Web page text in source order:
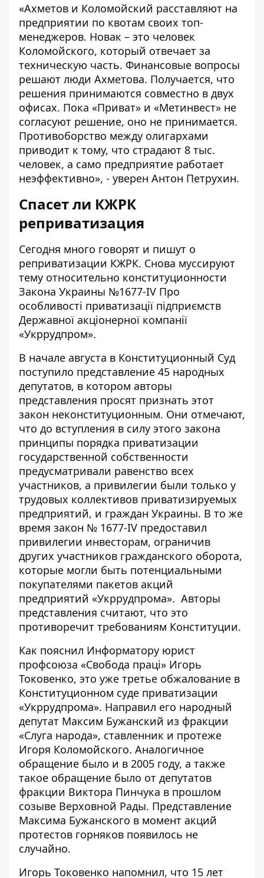
«Ахметов и Коломойский расставляют на
предприятии по квотам своих топ-
менеджеров. Новак – это человек
Коломойского, который отвечает за
техническую часть. Финансовые вопросы
решают люди Ахметова. Получается, что
решения принимаются совместно в двух
офисах. Пока «Приват» и «Метинвест» не
согласуют решение, оно не принимается.
Противоборство между олигархами
приводит к тому, что страдают 8 тыс.
человек, а само предприятие работает
неэффективно», - уверен Антон Петрухин.
Спасет ли КЖРК
реприватизация
Сегодня много говорят и пишут о
реприватизации КЖРК. Снова муссируют
тему относительно конституционности
Закона Украины №1677-IV Про
особливості приватизації підприємств
Державної акціонерної компанії
«Укррудпром».
В начале августа в Конституционный Суд
поступило представление 45 народных
депутатов, в котором авторы
представления просят признать этот
закон неконституционным. Они отмечают,
что до вступления в силу этого закона
принципы порядка приватизации
государственной собственности
предусматривали равенство всех
участников, а привилегии были только у
трудовых коллективов приватизируемых
предприятий, и граждан Украины. В то же
время закон № 1677-IV предоставил
привилегии инвесторам, ограничив
других участников гражданского оборота,
которые могли быть потенциальными
покупателями пакетов акций
предприятий «Укррудпрома». Авторы
представления считают, что это
противоречит требованиям Конституции.
Как пояснил Информатору юрист
профсоюза «Свобода праці» Игорь
Токовенко, это уже третье обжалование в
Конституционном суде приватизации
«Укррудпрома». Направил его народный
депутат Максим Бужанский из фракции
«Слуга народа», ставленник и протеже
Игоря Коломойского. Аналогичное
обращение было и в 2005 году, а также
такое обращение было от депутатов
фракции Виктора Пинчука в прошлом
созыве Верховной Рады. Представление
Максима Бужанского в момент акций
протестов горняков появилось не
случайно.
Игорь Токовенко напомнил, что 15 лет